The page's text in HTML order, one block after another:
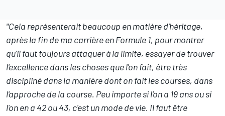
"Cela représenterait beaucoup en matière d'héritage,
après la fin de ma carrière en Formule 1, pour montrer
qu'il faut toujours attaquer à la limite, essayer de trouver
l'excellence dans les choses que l'on fait, être très
discipliné dans la manière dont on fait les courses, dans
l'approche de la course. Peu importe si l'on a 19 ans ou si
l'on en a 42 ou 43, c'est un mode de vie. Il faut être